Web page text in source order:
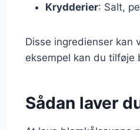
Krydderier: Salt,
Disse ingredienser kan
eksempel kan du
Sådan laver